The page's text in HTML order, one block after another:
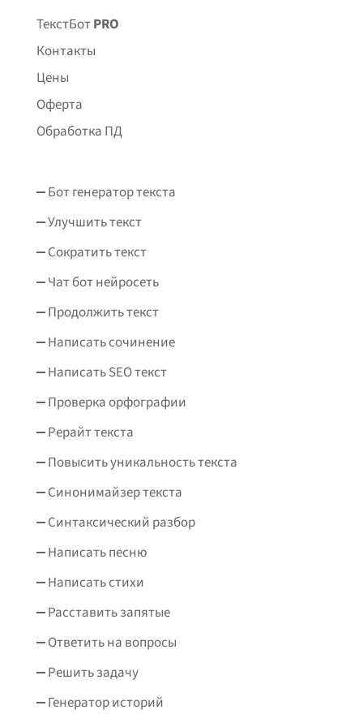
ТекстБотPRO
Контакты
Цены
Оферта
Обработка ПД
Бот генератор текста
Улучшить текст
Сократить текст
Чат бот нейросеть
Продолжить текст
Написать сочинение
Написать SEO текст
Проверка орфографии
Рерайт текста
Повысить уникальность текста
Синонимайзер текста
Синтаксический разбор
Написать песню
Написать стихи
Расставить запятые
Ответить на вопросы
Решить задачу
Генератор историй